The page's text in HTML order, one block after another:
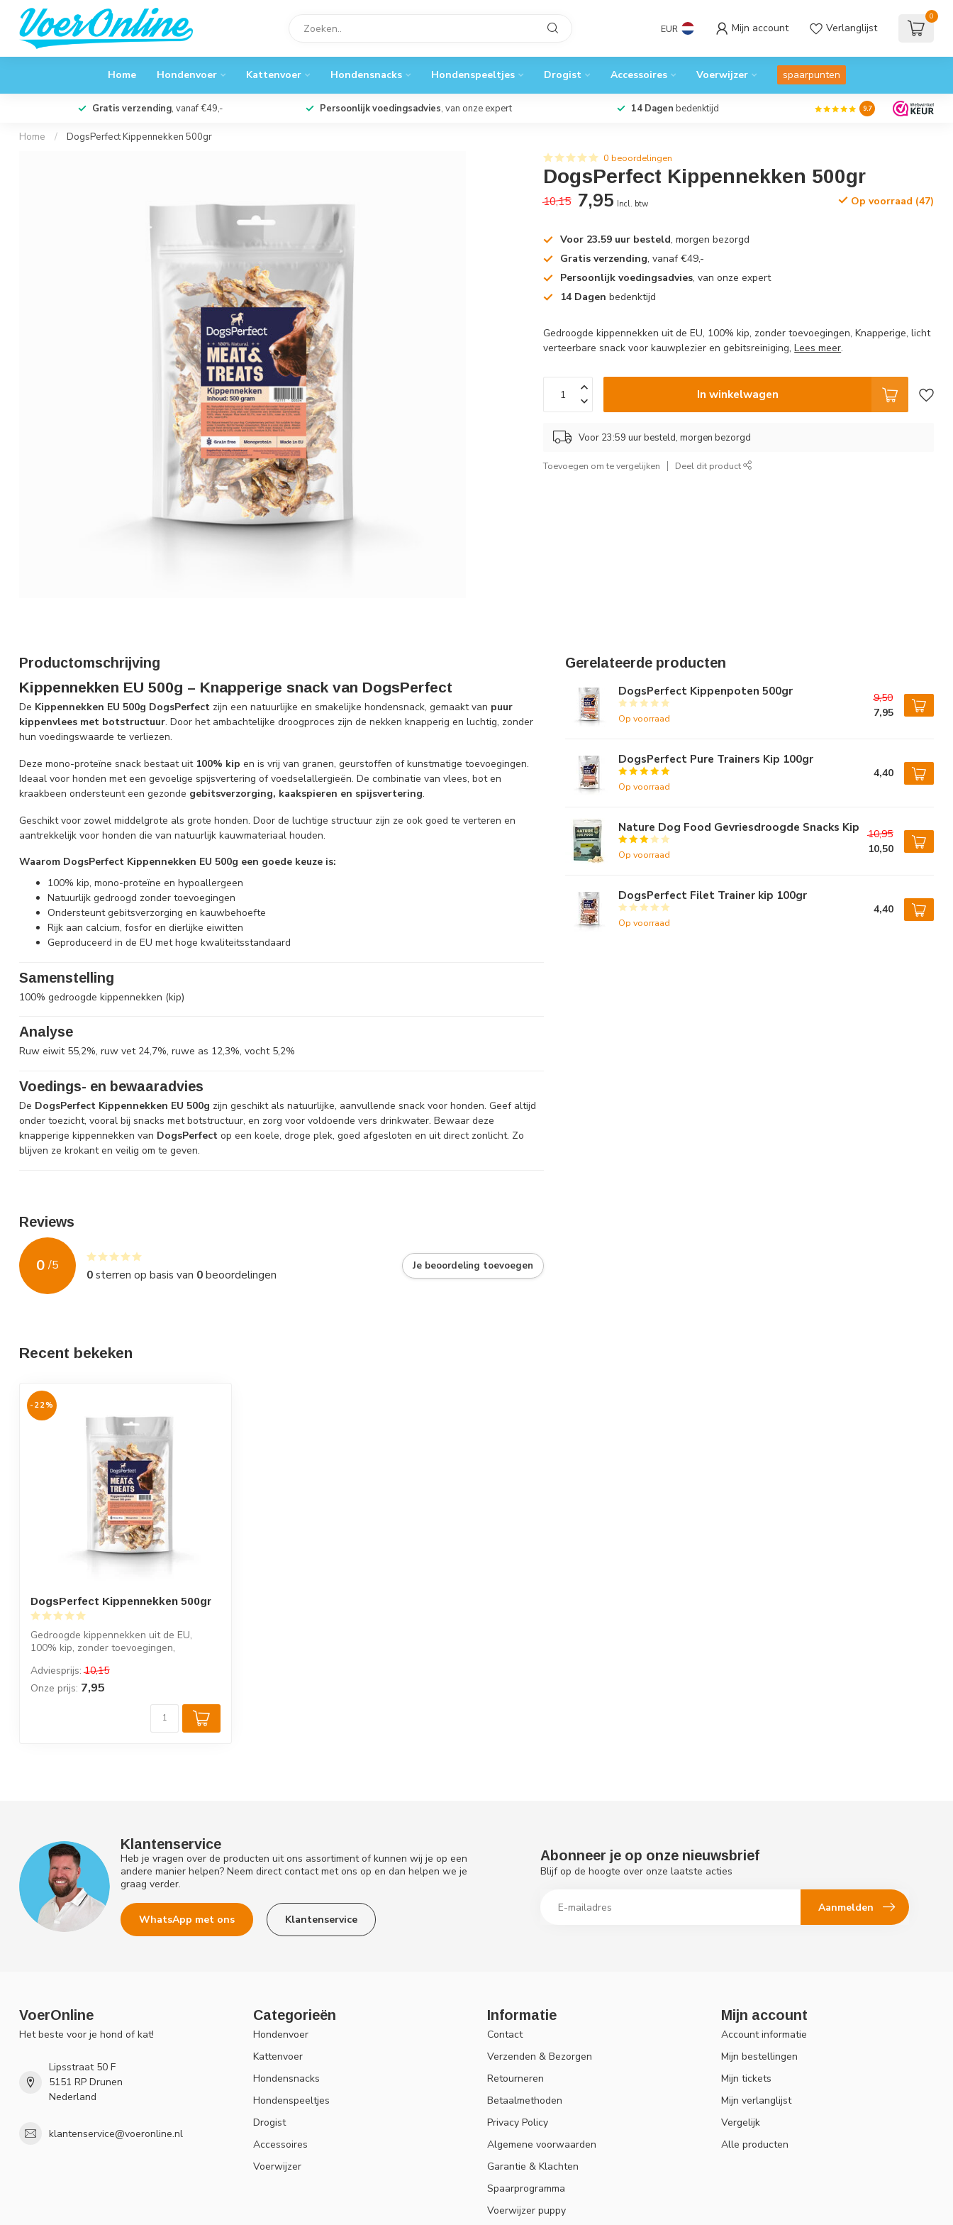
EUR Mijn account Verlanglijst
0
Home Hondenvoer Kattenvoer Hondensnacks Hondenspeeltjes Drogist Accessoires Voerwijzer spaarpunten
Gratis verzending, vanaf €49,- Persoonlijk voedingsadvies, van onze expert 14 Dagen bedenktijd 9.7
Home / DogsPerfect Kippennekken 500gr
0 beoordelingen
DogsPerfect Kippennekken 500gr
10,15 7,95 Incl. btw Op voorraad (47)
Voor 23.59 uur besteld, morgen bezorgd
Gratis verzending, vanaf €49,-
Persoonlijk voedingsadvies, van onze expert
14 Dagen bedenktijd
Gedroogde kippennekken uit de EU, 100% kip, zonder toevoegingen, Knapperige, licht
verteerbare snack voor kauwplezier en gebitsreiniging,Lees meer.
In winkelwagen
Voor 23:59 uur besteld, morgen bezorgd
Toevoegen om te vergelijken Deel dit product
Productomschrijving
Kippennekken EU 500g – Knapperige snack van DogsPerfect
De Kippennekken EU 500g DogsPerfect zijn een natuurlijke en smakelijke hondensnack, gemaakt van puur
kippenvlees met botstructuur. Door het ambachtelijke droogproces zijn de nekken knapperig en luchtig, zonder
hun voedingswaarde te verliezen.
Deze mono-proteïne snack bestaat uit 100% kip en is vrij van granen, geurstoffen of kunstmatige toevoegingen.
Ideaal voor honden met een gevoelige spijsvertering of voedselallergieën. De combinatie van vlees, bot en
kraakbeen ondersteunt een gezonde gebitsverzorging, kaakspieren en spijsvertering.
Geschikt voor zowel middelgrote als grote honden. Door de luchtige structuur zijn ze ook goed te verteren en
aantrekkelijk voor honden die van natuurlijk kauwmateriaal houden.
Waarom DogsPerfect Kippennekken EU 500g een goede keuze is:
100% kip, mono-proteïne en hypoallergeen
Natuurlijk gedroogd zonder toevoegingen
Ondersteunt gebitsverzorging en kauwbehoefte
Rijk aan calcium, fosfor en dierlijke eiwitten
Geproduceerd in de EU met hoge kwaliteitsstandaard
Samenstelling
100% gedroogde kippennekken (kip)
Analyse
Ruw eiwit 55,2%, ruw vet 24,7%, ruwe as 12,3%, vocht 5,2%
Voedings- en bewaaradvies
De DogsPerfect Kippennekken EU 500g zijn geschikt als natuurlijke, aanvullende snack voor honden. Geef altijd
onder toezicht, vooral bij snacks met botstructuur, en zorg voor voldoende vers drinkwater. Bewaar deze
knapperige kippennekken van DogsPerfect op een koele, droge plek, goed afgesloten en uit direct zonlicht. Zo
blijven ze krokant en veilig om te geven.
Reviews
0 /5
0sterren op basis van 0beoordelingen
Je beoordeling toevoegen
Gerelateerde producten
DogsPerfect Kippenpoten 500gr
Op voorraad
9,50
7,95
DogsPerfect Pure Trainers Kip 100gr
Op voorraad
4,40
Nature Dog Food Gevriesdroogde Snacks Kip
Op voorraad
10,95
10,50
DogsPerfect Filet Trainer kip 100gr
Op voorraad
4,40
Recent bekeken
-22%
DogsPerfect Kippennekken 500gr
Gedroogde kippennekken uit de EU,
100% kip, zonder toevoegingen,
Adviesprijs: 10,15
Onze prijs: 7,95
Klantenservice
Heb je vragen over de producten uit ons assortiment of kunnen wij je op een
andere manier helpen? Neem direct contact met ons op en dan helpen we je
graag verder.
WhatsApp met ons Klantenservice
Abonneer je op onze nieuwsbrief
Blijf op de hoogte over onze laatste acties
Aanmelden
VoerOnline
Het beste voor je hond of kat!
Lipsstraat 50 F
5151 RP Drunen
Nederland
klantenservice@voeronline.nl
Categorieën
Hondenvoer
Kattenvoer
Hondensnacks
Hondenspeeltjes
Drogist
Accessoires
Voerwijzer
Informatie
Contact
Verzenden & Bezorgen
Retourneren
Betaalmethoden
Privacy Policy
Algemene voorwaarden
Garantie & Klachten
Spaarprogramma
Voerwijzer puppy
Mijn account
Account informatie
Mijn bestellingen
Mijn tickets
Mijn verlanglijst
Vergelijk
Alle producten